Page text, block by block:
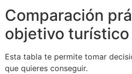
Comparación
objetivo turístico
Esta tabla te permite tomar
que quieres conseguir.